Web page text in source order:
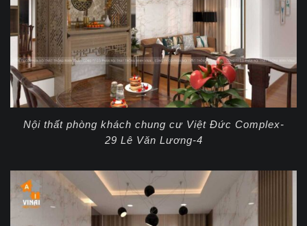
Nội thất phòng khách chung cư Việt Đức Complex-
29 Lê Văn Lương-4